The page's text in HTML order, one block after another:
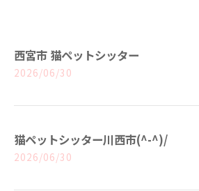
西宮市 猫ペットシッター
2026/06/30
猫ペットシッター川西市(^-^)/
2026/06/30